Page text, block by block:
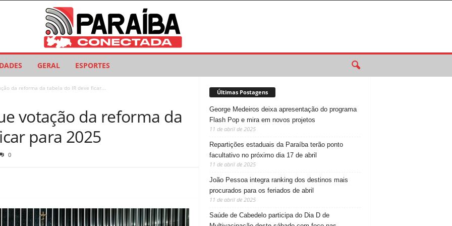
GERAL ESPORTES
da reforma da tabela do IR deve ficar...
votação da reforma da
para 2025
0
Últimas Postagens
George Medeiros deixa apresentação do programa
Flash Pop e mira em novos projetos
11 de abril de 2025
Repartições estaduais da Paraíba terão ponto
facultativo no próximo dia 17 de abril
11 de abril de 2025
João Pessoa integra ranking dos destinos mais
procurados para os feriados de abril
11 de abril de 2025
Saúde de Cabedelo participa do Dia D de